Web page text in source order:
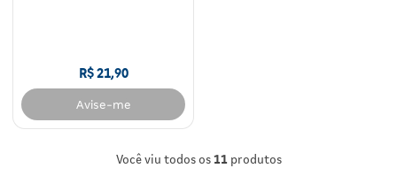
R$21,90
Avise-me
Você viu todos os11produtos